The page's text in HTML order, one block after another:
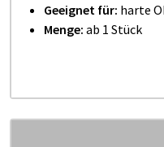
Geeignet für: harte
Menge: ab 1 Stück